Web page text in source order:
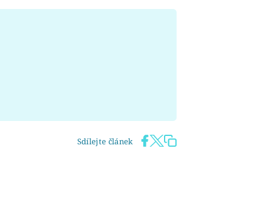
Sdílejte článek